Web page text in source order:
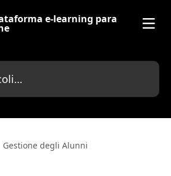
Gestione degli Alunni